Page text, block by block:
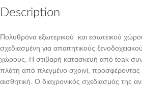
Description
Πολυθρόνα εξωτερικού και εσωτεικού
σχεδιασμένη για απαιτητικούς
χώρους. Η στιβαρή κατασκευή από teak
πλάτη από πλεγμένο σχοινί,
αισθητική. Ο διαχρονικός σχεδιασμός της